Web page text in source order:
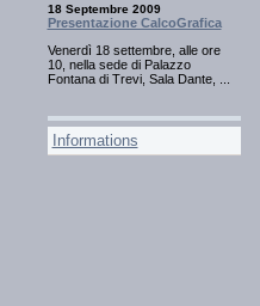
18 Septembre 2009
Presentazione CalcoGrafica
Venerdì 18 settembre, alle ore
10, nella sede di Palazzo
Fontana di Trevi, Sala Dante, ...
Informations